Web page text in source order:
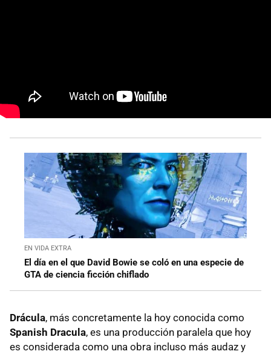
EN VIDA EXTRA
El día en el que David Bowie se coló en una especie de
GTA de ciencia ficción chiflado
Drácula, más concretamente la hoy conocida como
Spanish Dracula, es una producción paralela que hoy
es considerada como una obra incluso más audaz y